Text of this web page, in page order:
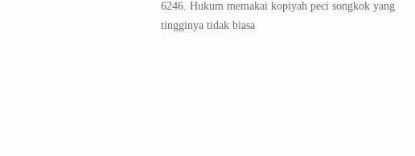
6246. Hukum memakai kopiyah peci songkok yang
tingginya tidak biasa